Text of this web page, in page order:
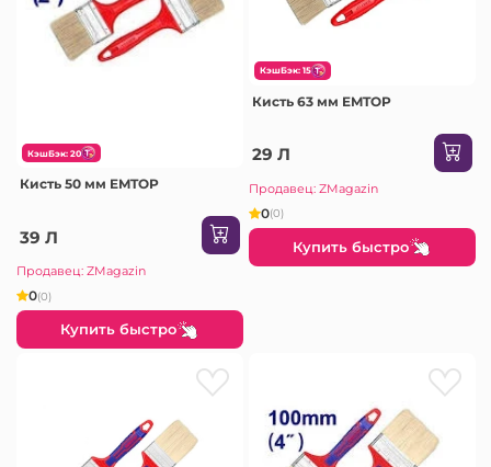
КэшБэк: 20
Кисть 50 мм EMTOP
39 Л
Продавец: ZMagazin
0(0)
Купить быстро
КэшБэк: 15
Кисть 63 мм EMTOP
29 Л
Продавец: ZMagazin
0(0)
Купить быстро